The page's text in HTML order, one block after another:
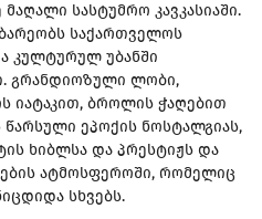
სასტუმრო კავკასიაში.
საქართველოს
კულტურულ უბანში
გრანდიოზული ლობი,
იატაკით, ბროლის ჭაღებით
წარსული ეპოქის ნოსტალგიას,
ხიბლსა და პრესტიჟს და
ატმოსფეროში, რომელიც
სხვებს.